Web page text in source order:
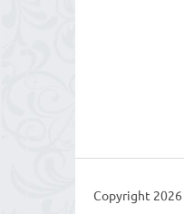
Copyright 2026